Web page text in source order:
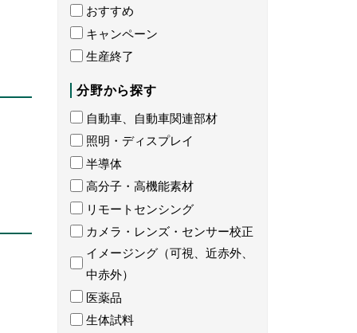
おすすめ
キャンペーン
生産終了
分野から探す
自動車、自動車関連部材
照明・ディスプレイ
半導体
高分子・高機能素材
リモートセンシング
カメラ・レンズ・センサー校正
イメージング（可視、近赤外、
中赤外）
医薬品
生体試料